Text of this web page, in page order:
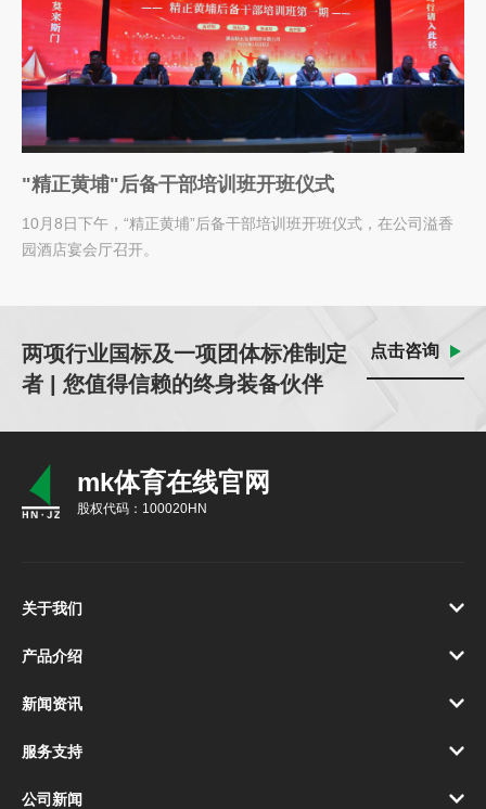
"精正黄埔"后备干部培训班开班仪式
10月8日下午，“精正黄埔”后备干部培训班开班仪式，在公司溢香
园酒店宴会厅召开。
两项行业国标及一项团体标准制定
者 | 您值得信赖的终身装备伙伴
点击咨询
mk体育在线官网
股权代码：100020HN
关于我们
产品介绍
新闻资讯
服务支持
公司新闻